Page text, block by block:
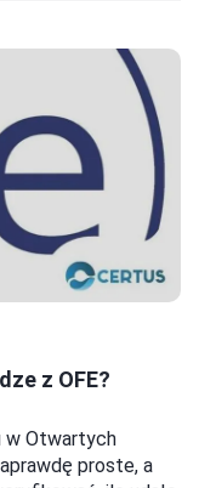
z OFE?
w Otwartych
proste, a